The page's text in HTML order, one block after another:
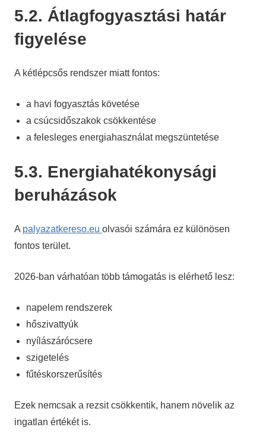
5.2. Átlagfogyasztási határ
figyelése
A kétlépcsős rendszer miatt fontos:
a havi fogyasztás követése
a csúcsidőszakok csökkentése
a felesleges energiahasználat megszüntetése
5.3. Energiahatékonysági
beruházások
A palyazatkereso.eu olvasói számára ez különösen
fontos terület.
2026-ban várhatóan több támogatás is elérhető lesz:
napelem rendszerek
hőszivattyúk
nyílászárócsere
szigetelés
fűtéskorszerűsítés
Ezek nemcsak a rezsit csökkentik, hanem növelik az
ingatlan értékét is.